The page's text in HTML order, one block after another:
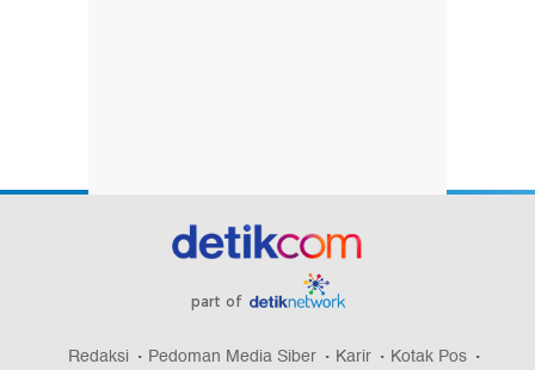
part of
Redaksi Pedoman Media Siber Karir Kotak Pos